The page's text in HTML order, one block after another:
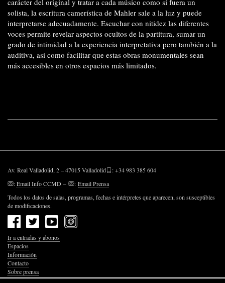
carácter del original y tratar a cada músico como si fuera un
solista, la escritura camerística de Mahler sale a la luz y puede
interpretarse adecuadamente. Escuchar con nitidez las diferentes
voces permite revelar aspectos ocultos de la partitura, sumar un
grado de intimidad a la experiencia interpretativa pero también a la
auditiva, así como facilitar que estas obras monumentales sean
más accesibles en otros espacios más limitados.
Av. Real Valladolid, 2 – 47015 Valladolid
: +34 983 385 604
:Email Info CCMD – : Email Prensa
Todos los datos de salas, programas, fechas e intérpretes que aparecen, son susceptibles
de modificaciones.
Ir a entradas y abonos
Espacios
Información
Contacto
Sobre prensa
Política de Privacidad